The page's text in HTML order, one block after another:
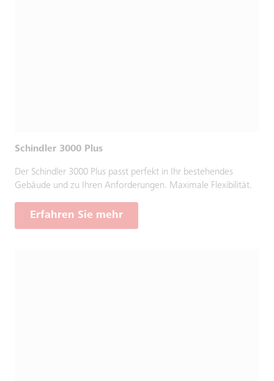
Schindler 3000 Plus
Der Schindler 3000 Plus passt perfekt in Ihr bestehendes
Gebäude und zu Ihren Anforderungen. Maximale Flexibilität.
Erfahren Sie mehr